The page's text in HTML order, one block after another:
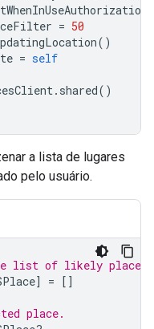
= 50
()
= self
. shared()
a lista de lugares
pelo usuário.
list of likely places.
] = []
place.